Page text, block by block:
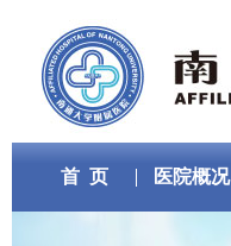
首 页 医院概况